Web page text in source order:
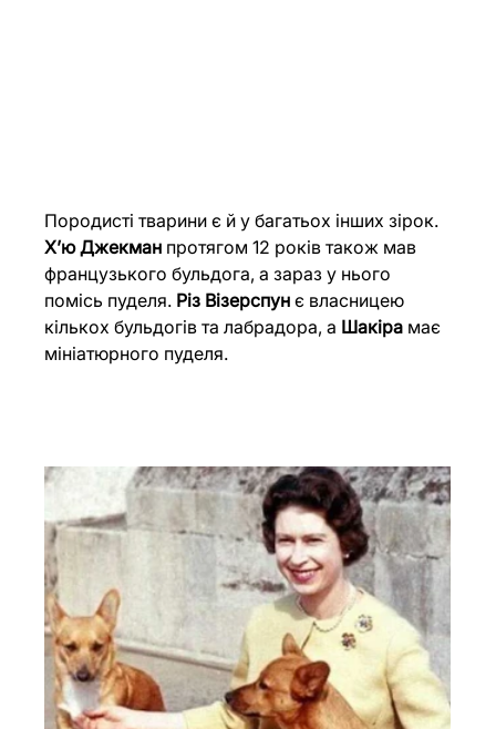
Породисті тварини є й у багатьох інших зірок.
Хʼю Джекман протягом 12 років також мав
французького бульдога, а зараз у нього
помісь пуделя. Різ Візерспун є власницею
кількох бульдогів та лабрадора, а Шакіра має
мініатюрного пуделя.